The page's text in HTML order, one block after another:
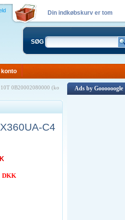
Din indkøbskurv er tom
SØG
konto
0B20002080000 (ko
C4
DKK
Ads by Goooooogle